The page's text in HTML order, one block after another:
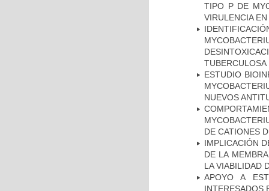
TIPO P DE
VIRULENCIA
TUBERCULOSA
ESTUDIO
NUEVOS
DE CATIONES
IMPLICACIÓN
DE LA
LA VIABILIDAD
APOYO A
INTERESADOS